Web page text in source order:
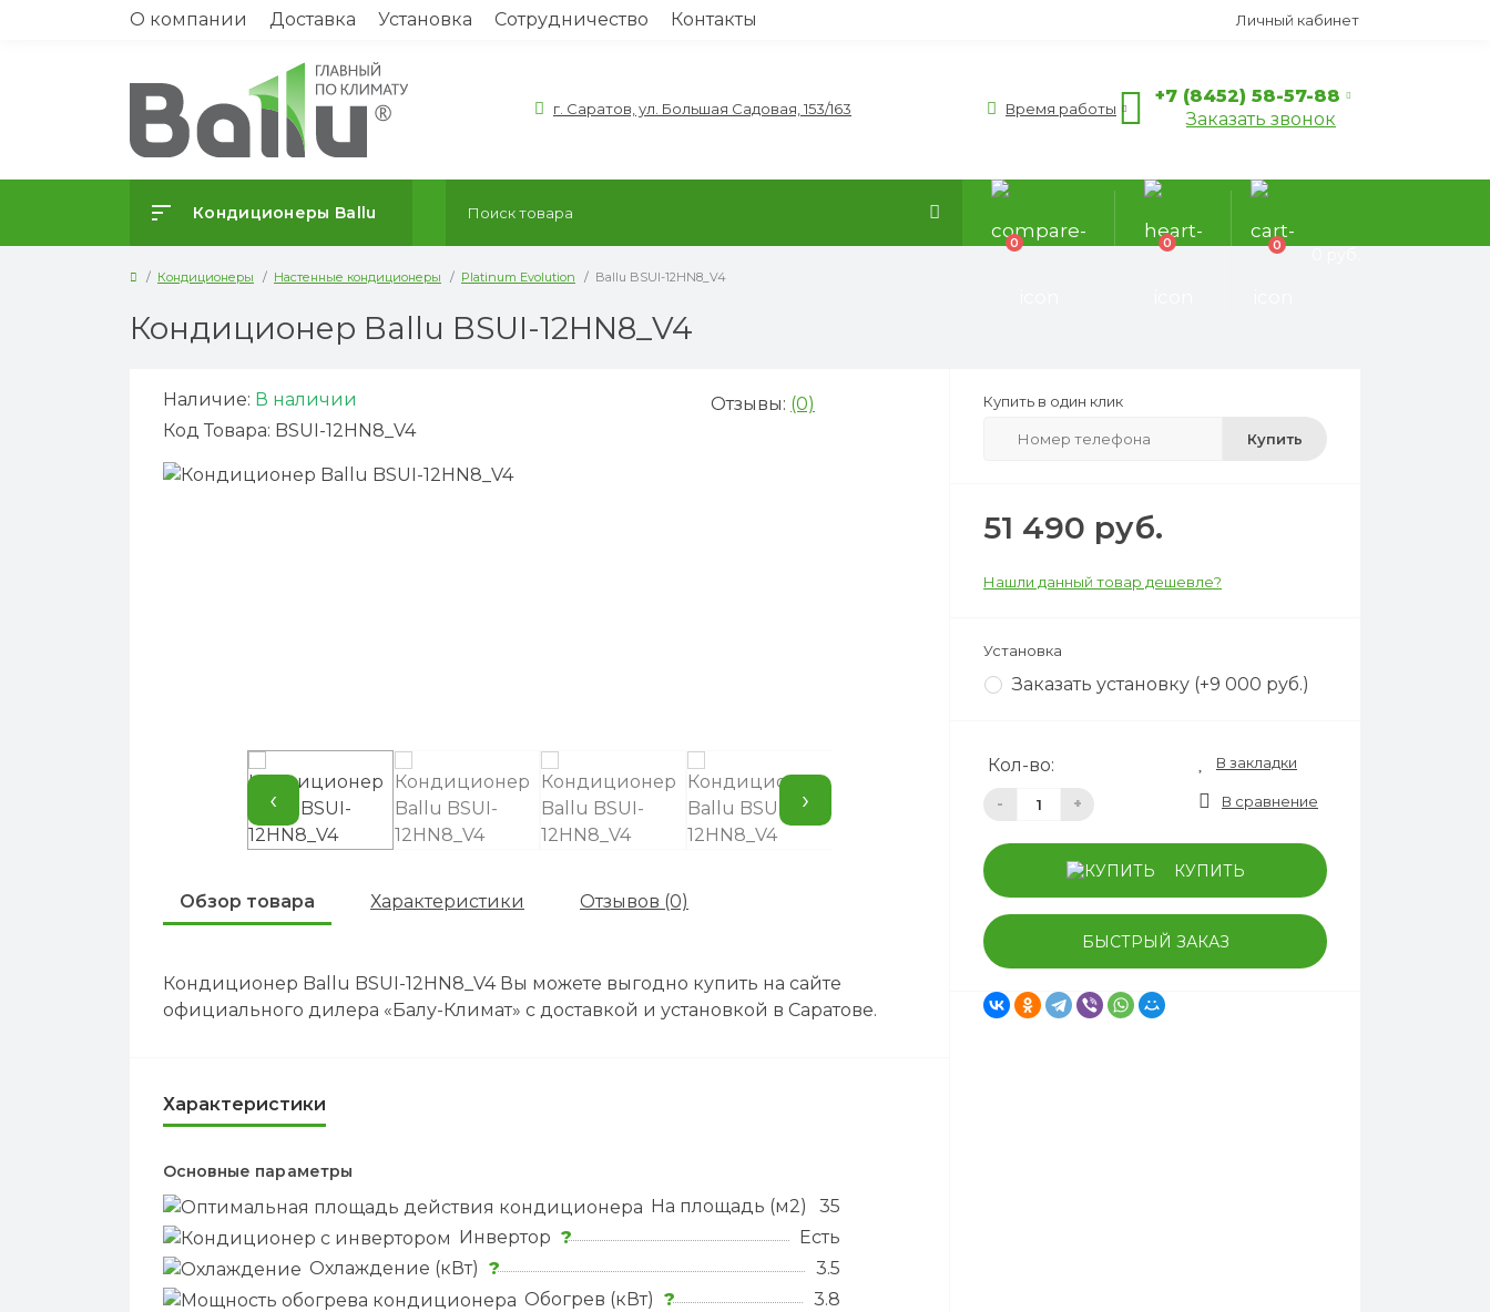
О компании Доставка Установка Сотрудничество Контакты Личный кабинет
г. Саратов, ул. Большая Садовая, 153/163 Время работы
+7 (8452) 58-57-88
Заказать звонок
Кондиционеры Ballu
0 0 0
Кондиционеры Настенные кондиционеры Platinum Evolution Ballu BSUI-12HN8_V4
Кондиционер Ballu BSUI-12HN8_V4
Наличие: В наличии
Код Товара: BSUI-12HN8_V4
Отзывы: (0)
‹ ›
Обзор товара Характеристики Отзывов (0)
Кондиционер Ballu BSUI-12HN8_V4 Вы можете выгодно купить на сайте
официального дилера «Балу-Климат» с доставкой и установкой в Саратове.
Характеристики
Основные параметры
На площадь (м2) ?
35
Инвертор ?
Есть
Охлаждение (кВт) ?
3.5
Обогрев (кВт) ?
3.8
Купить в один клик
Купить
51 490 руб.
Нашли данный товар дешевле?
Установка
Заказать установку (+9 000 руб.)
Кол-во:
- +
В закладки
В сравнение
КУПИТЬ
БЫСТРЫЙ ЗАКАЗ